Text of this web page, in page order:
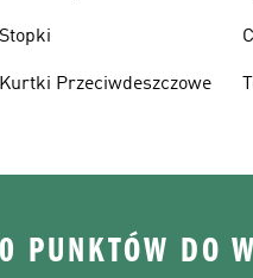
Stopki
Kurtki Przeciwdeszczowe
DO